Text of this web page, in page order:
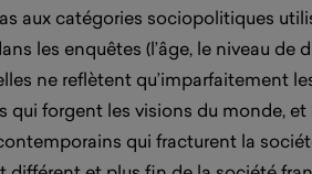
aux catégories sociopolitiques
les enquêtes (l’âge, le niveau de
ne reflètent qu’imparfaitement
qui forgent les visions du monde,
qui fracturent la